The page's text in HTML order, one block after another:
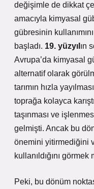
değişimle de dikkat
amacıyla kimyasal
gübresinin
başladı. 19. yüzyıl ın
Avrupa’da kimyasal
alternatif olarak
tarımın hızla
toprağa kolayca
taşınması ve
gelmişti. Ancak bu
önemini yitirmediğini
kullanıldığını
Peki, bu dönüm